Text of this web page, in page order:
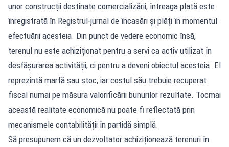
unor construcții destinate comercializării, întreaga plată este
înregistrată în Registrul-jurnal de încasări și plăți în momentul
efectuării acesteia. Din punct de vedere economic însă,
terenul nu este achiziționat pentru a servi ca activ utilizat în
desfășurarea activității, ci pentru a deveni obiectul acesteia. El
reprezintă marfă sau stoc, iar costul său trebuie recuperat
fiscal numai pe măsura valorificării bunurilor rezultate. Tocmai
această realitate economică nu poate fi reflectată prin
mecanismele contabilității în partidă simplă.
Să presupunem că un dezvoltator achiziționează terenuri în